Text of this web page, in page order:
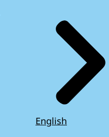
English